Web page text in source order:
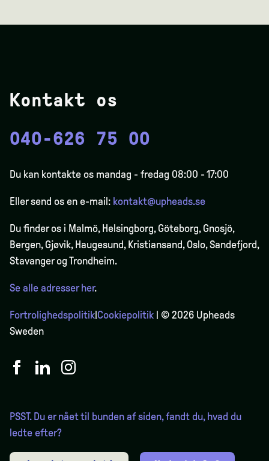
Kontakt os
040-626 75 00
Du kan kontakte os mandag - fredag 08:00 - 17:00
Eller send os en e-mail: kontakt@upheads.se
Du finder os i Malmö, Helsingborg, Göteborg, Gnosjö,
Bergen,Gjøvik, Haugesund, Kristiansand, Oslo, Sandefjord,
Stavanger og Trondheim.
Se alle adresser her.
Fortrolighedspolitik Cookiepolitik | © 2026 Upheads
Sweden
PSST. Du er nået til bunden af siden, fandt du, hvad du
ledte efter?